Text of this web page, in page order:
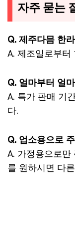
자주 묻는
Q. 제주다믐 한
A. 제조일로부터
Q. 얼마부터 얼
A. 특가 판매 기
다.
Q. 업소용으로
A. 가정용으로만
를 원하시면 다